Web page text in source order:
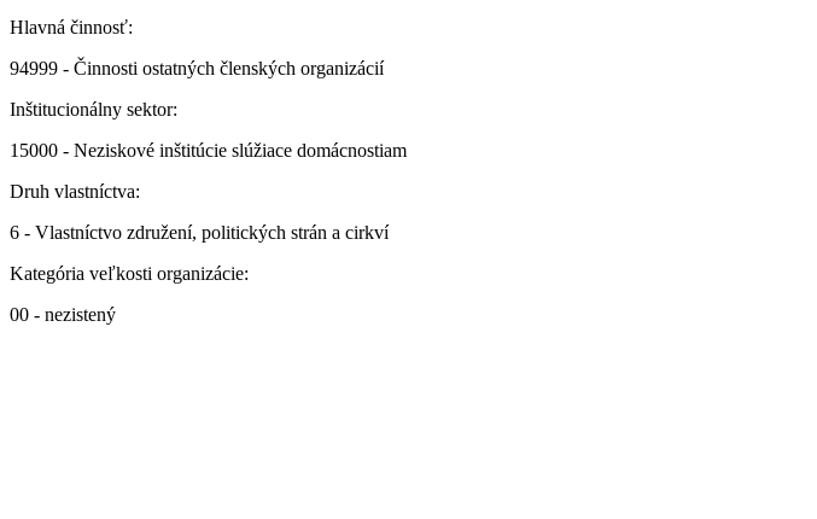
Hlavná činnosť:
94999 - Činnosti ostatných členských organizácií
Inštitucionálny sektor:
15000 - Neziskové inštitúcie slúžiace domácnostiam
Druh vlastníctva:
6 - Vlastníctvo združení, politických strán a cirkví
Kategória veľkosti organizácie:
00 - nezistený